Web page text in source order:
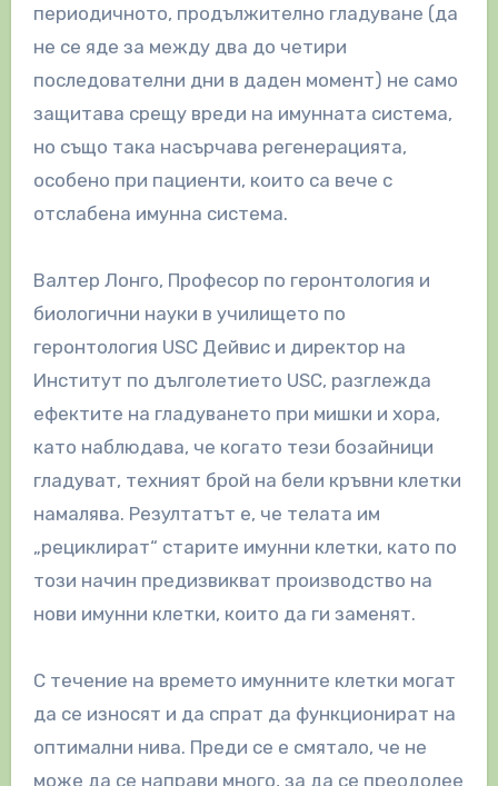
периодичното, продължително гладуване (да
не се яде за между два до четири
последователни дни в даден момент) не само
защитава срещу вреди на имунната система,
но също така насърчава регенерацията,
особено при пациенти, които са вече с
отслабена имунна система.
Валтер Лонго, Професор по геронтология и
биологични науки в училището по
геронтология USC Дейвис и директор на
Институт по дълголетието USC, разглежда
ефектите на гладуването при мишки и хора,
като наблюдава, че когато тези бозайници
гладуват, техният брой на бели кръвни клетки
намалява. Резултатът е, че телата им
„рециклират“ старите имунни клетки, като по
този начин предизвикват производство на
нови имунни клетки, които да ги заменят.
С течение на времето имунните клетки могат
да се износят и да спрат да функционират на
оптимални нива. Преди се е смятало, че не
може да се направи много, за да се преодолее